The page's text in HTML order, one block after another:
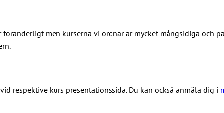
föränderligt men kurserna vi ordnar är mycket mångsidiga och
vid respektive kurs presentationssida. Du kan också anmäla dig i